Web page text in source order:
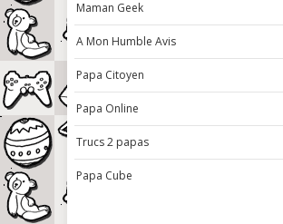
Maman Geek
A Mon Humble Avis
Papa Citoyen
Papa Online
Trucs 2 papas
Papa Cube